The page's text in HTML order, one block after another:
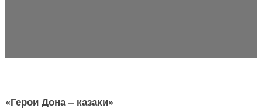
«Герои Дона – казаки»